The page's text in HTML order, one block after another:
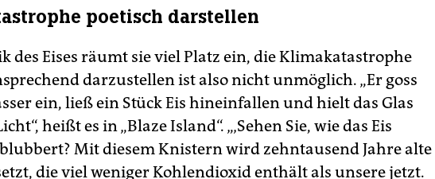
poetisch darstellen
des Eises räumt sie viel Platz ein, die Klimakatastrophe
darzustellen ist also nicht unmöglich. „Er goss
ein, ließ ein Stück Eis hineinfallen und hielt das Glas
heißt es in „Blaze Island“. „‚Sehen Sie, wie das Eis
Mit diesem Knistern wird zehntausend Jahre alte
die viel weniger Kohlendioxid enthält als unsere jetzt.